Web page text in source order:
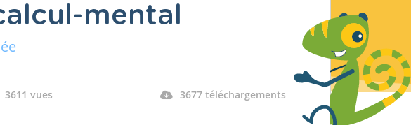
mental
3611 vues 3677 téléchargements